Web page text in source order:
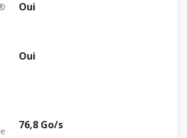
Oui
Oui
76,8 Go/s